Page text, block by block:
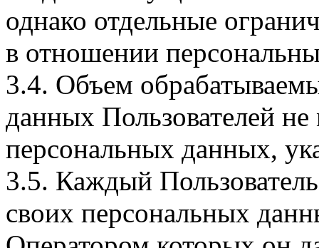
однако отдельные
в отношении
3.4. Объем
данных Пользователей
персональных данных,
3.5. Каждый
своих персональных